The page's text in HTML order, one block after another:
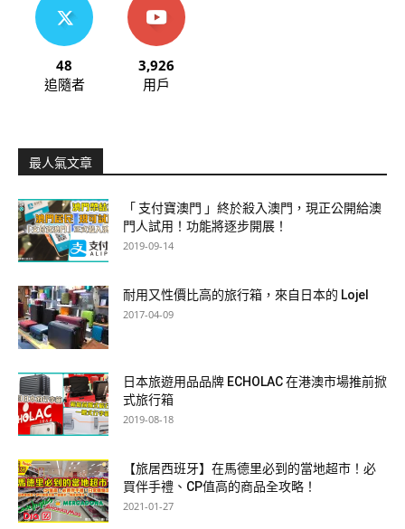
48
追隨者
3,926
用戶
最人氣文章
「 支付寶澳門 」終於殺入澳門，現正公開給澳
門人試用！功能將逐步開展！
2019-09-14
耐用又性價比高的旅行箱，來自日本的 Lojel
2017-04-09
日本旅遊用品品牌 ECHOLAC 在港澳市場推前掀
式旅行箱
2019-08-18
【旅居西班牙】在馬德里必到的當地超市！必
買伴手禮、CP值高的商品全攻略！
2021-01-27